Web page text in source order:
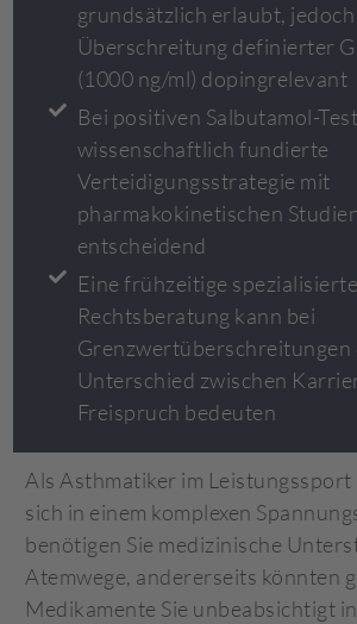
grundsätzlich erlaubt,
Überschreitung definierter
(1000 ng/ml) dopingrelevant
Bei positiven Salbutamol-
wissenschaftlich fundierte
Verteidigungsstrategie mit
pharmakokinetischen
entscheidend
Eine frühzeitige spezialisierte
Rechtsberatung kann bei
Grenzwertüberschreitungen
Unterschied zwischen
Freispruch bedeuten
Als Asthmatiker im Leistungssport
sich in einem komplexen
benötigen Sie medizinische
Atemwege, andererseits könnten
Medikamente Sie unbeabsichtigt